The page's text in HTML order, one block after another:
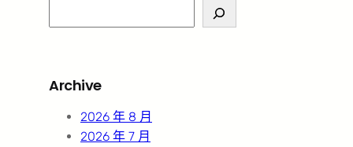
e
c
Archive
2026 年 8 月
2026 年 7 月